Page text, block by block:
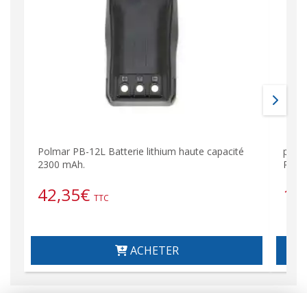
Polmar PB-12L Batterie lithium haute capacité
2300 mAh.
42,35€ TTC
ACHETER